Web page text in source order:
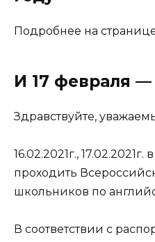
Подробнее на
И 17 февраля
Здравствуйте,
16.02.2021г.,
проходить
школьников по
В соответствии с